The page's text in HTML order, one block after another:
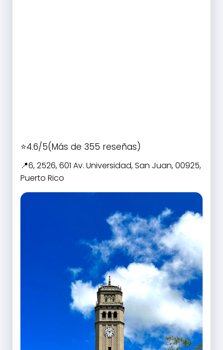
4.6/5(Más de 355 reseñas)
6, 2526, 601 Av. Universidad, San Juan, 00925,
Puerto Rico